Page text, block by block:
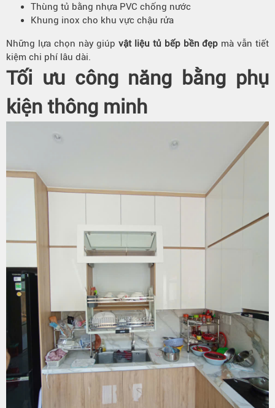
Thùng tủ bằng nhựa PVC chống nước
Khung inox cho khu vực chậu rửa
Những lựa chọn này giúpvật liệu tủ bếp bền đẹp mà vẫn tiết
kiệm chi phí lâu dài.
Tối ưu công năng bằng phụ
kiện thông minh